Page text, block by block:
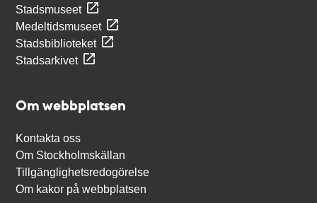
Stadsmuseet
Medeltidsmuseet
Stadsbiblioteket
Stadsarkivet
Om webbplatsen
Kontakta oss
Om Stockholmskällan
Tillgänglighetsredogörelse
Om kakor på webbplatsen